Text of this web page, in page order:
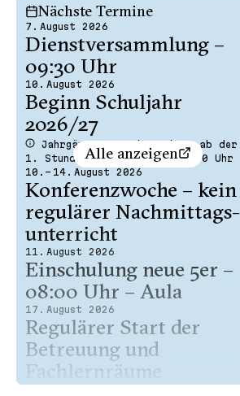
Nächste Termine
7. August 2026
Dienst­ver­sammlung –
09:30 Uhr
10. August 2026
Beginn Schuljahr
2026/27
Jahrgänge 6-10 / Q1 / Q3 ab der
1. Stunde // E-Phase ab 09:30 Uhr
10.– 14. August 2026
Konferenzwoche – kein
regulärer Nachmit­tags­
un­terricht
11. August 2026
Einschulung neue 5er –
08:00 Uhr – Aula
17. August 2026
Regulärer Start der
Betreuung und
Fachlernräume
24. August 2026
Alle anzeigen